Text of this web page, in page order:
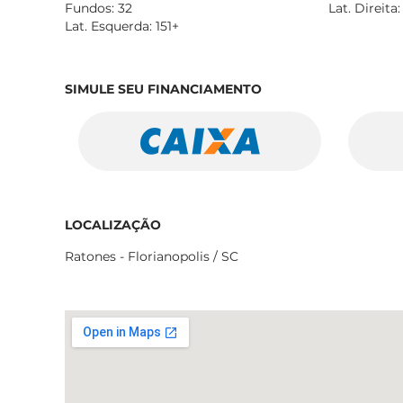
Fundos: 32
Lat. Direita:
Lat. Esquerda: 151+
SIMULE SEU FINANCIAMENTO
LOCALIZAÇÃO
Ratones - Florianopolis / SC